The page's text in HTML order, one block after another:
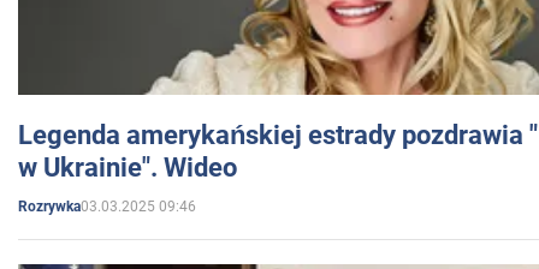
Legenda amerykańskiej estrady pozdrawia
w Ukrainie". Wideo
Rozrywka03.03.2025 09:46